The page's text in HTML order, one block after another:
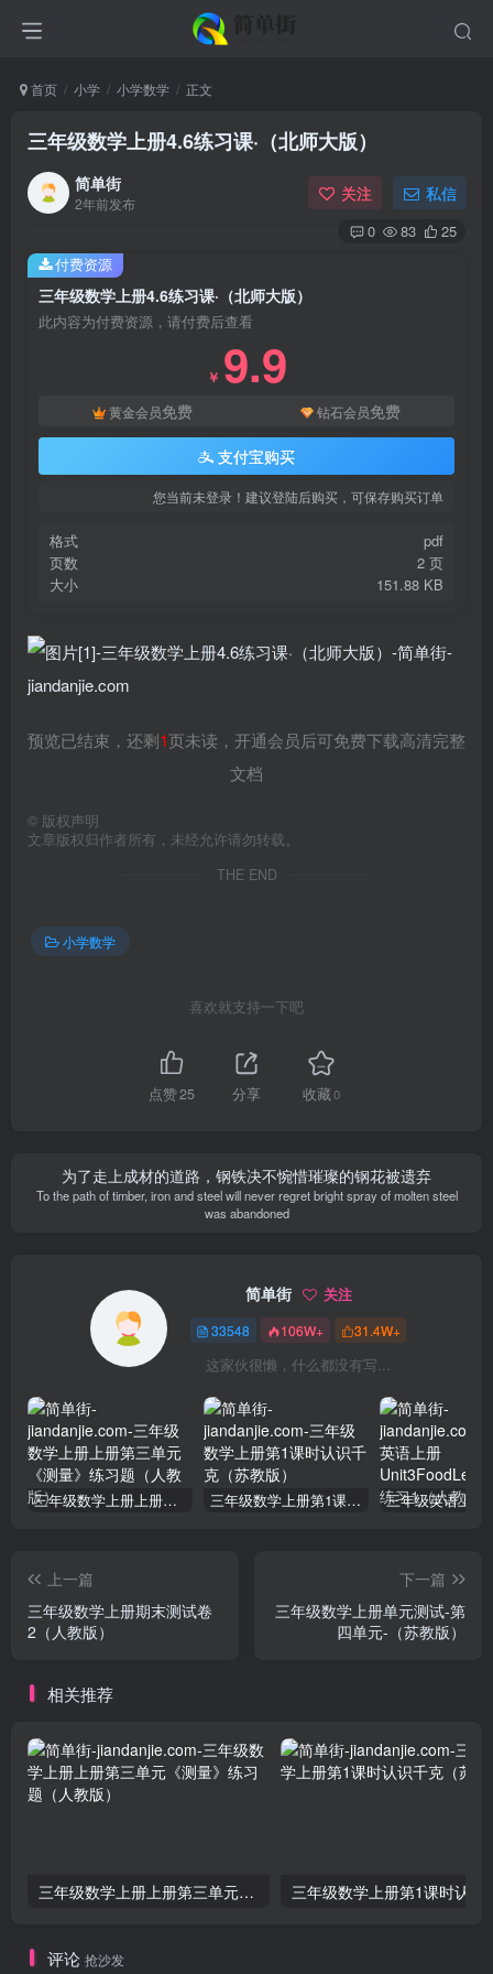
首页 小学 小学数学 正文
三年级数学上册4.6练习课·（北师大版）
简单街
2年前发布 关注 私信
0 83 25
三年级数学上册4.6练习课·（北师大版）
此内容为付费资源，请付费后查看
￥ 9.9
黄金会员免费 钻石会员免费
支付宝购买
您当前未登录！建议登陆后购买，可保存购买订单
格式
pdf
页数
2 页
大小
151.88 KB
付费资源
预览已结束，还剩1页未读，开通会员后可免费下载高清完整
文档
© 版权声明
文章版权归作者所有，未经允许请勿转载。
THE END
小学数学
喜欢就支持一下吧
点赞25 分享 收藏0
为了走上成材的道路，钢铁决不惋惜璀璨的钢花被遗弃
To the path of timber, iron and steel will never regret bright spray of molten steel
was abandoned
简单街 关注
33548 106W+ 31.4W+
这家伙很懒，什么都没有写...
三年级数学上册上册第三单元《测量》练习题（人教版） 三年级数学上册第1课时认识千克（苏教版）
上一篇
三年级数学上册期末测试卷
2（人教版）
下一篇
三年级数学上册单元测试-第
四单元-（苏教版）
相关推荐
三年级数学上册上册第三单元《测量》练习题（人教版）
评论 抢沙发